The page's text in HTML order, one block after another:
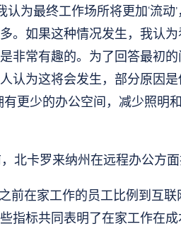
为最终工作场所将更加‘流
。如果这种情况发生，我认
非常有趣的。为了回答最初
认为这将会发生，部分原因
更少的办公空间，减少照明
北卡罗来纳州在远程办公方面
前在家工作的员工比例到互联
指标共同表明了在家工作在